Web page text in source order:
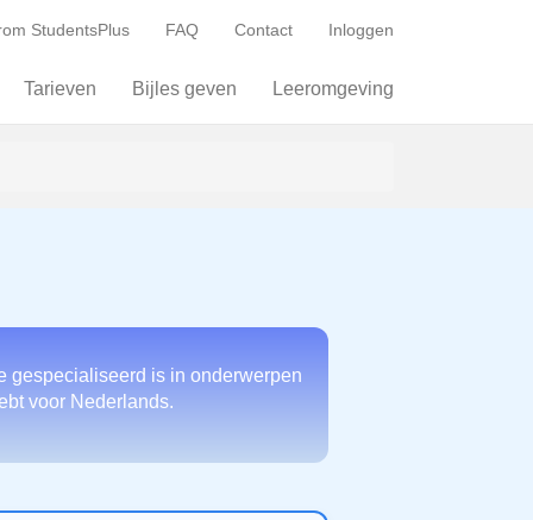
StudentsPlus FAQ Contact Inloggen
Tarieven Bijles geven Leeromgeving
gespecialiseerd is in onderwerpen
voor Nederlands.